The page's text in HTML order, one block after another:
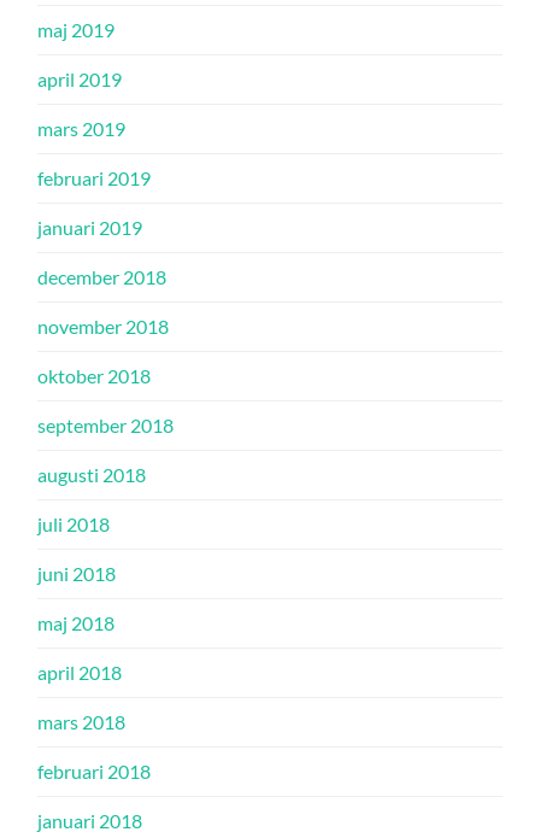
maj 2019
april 2019
mars 2019
februari 2019
januari 2019
december 2018
november 2018
oktober 2018
september 2018
augusti 2018
juli 2018
juni 2018
maj 2018
april 2018
mars 2018
februari 2018
januari 2018